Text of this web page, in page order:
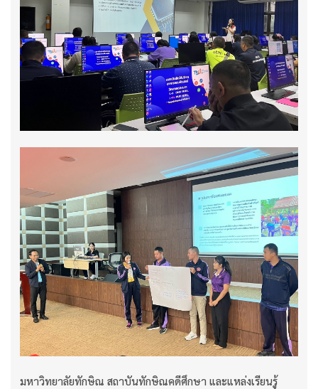
มหาวิทยาลัยทักษิณ สถาบันทักษิณคดีศึกษา และแหล่งเรียนรู้